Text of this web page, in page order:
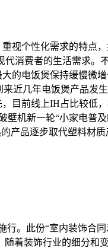
视个性化需求的特点
消费者的生活需求。
的电饭煲保持缓慢微
近几年电饭煲产品发
目前线上IH占比较低
机新一轮“小家电普
产品逐步取代塑料材
。此份“室内装饰合
着装饰行业的细分和